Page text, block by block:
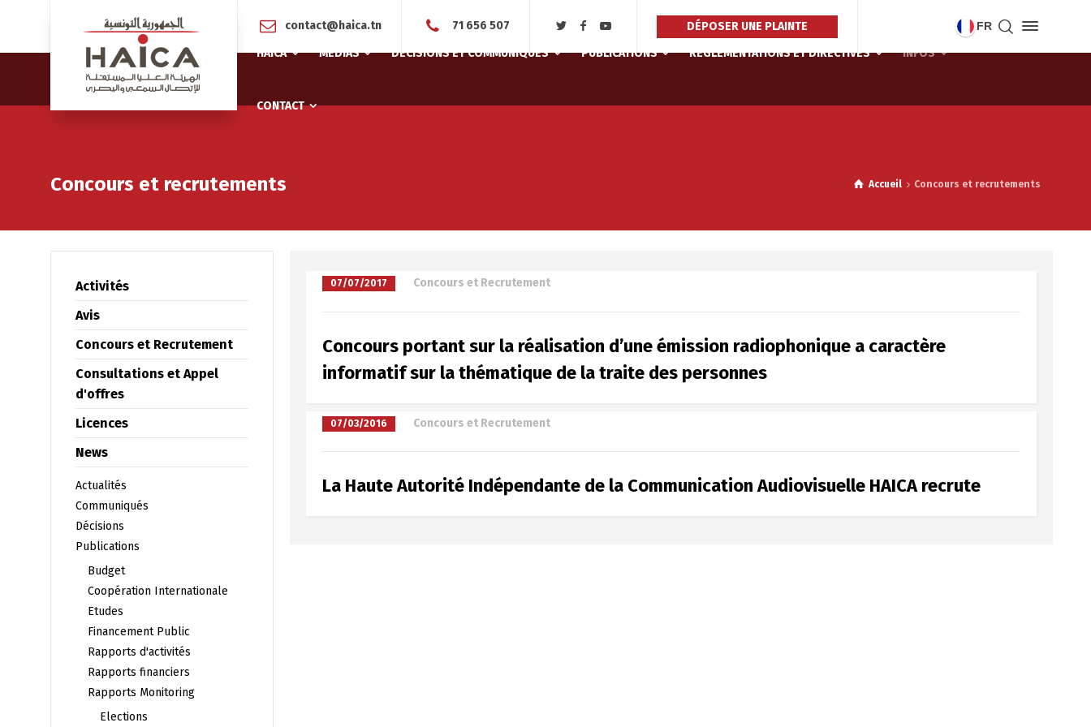
contact@haica.tn 71 656 507 DÉPOSER UNE PLAINTE FR
HAICA MÉDIAS DÉCISIONS ET COMMUNIQUÉS PUBLICATIONS RÈGLEMENTATIONS ET DIRECTIVES INFOS
CONTACT
Concours et recrutements Accueil Concours et recrutements
07/07/2017 Concours et Recrutement
Concours portant sur la réalisation d’une émission radiophonique a caractère
informatif sur la thématique de la traite des personnes
07/03/2016 Concours et Recrutement
La Haute Autorité Indépendante de la Communication Audiovisuelle HAICA recrute
Activités
Avis
Concours et Recrutement
Consultations et Appel
d'offres
Licences
News
Actualités
Communiqués
Décisions
Publications
Budget
Coopération Internationale
Etudes
Financement Public
Rapports d'activités
Rapports financiers
Rapports Monitoring
Elections